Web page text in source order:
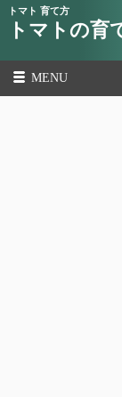
トマト 育て方
トマトの育
MENU